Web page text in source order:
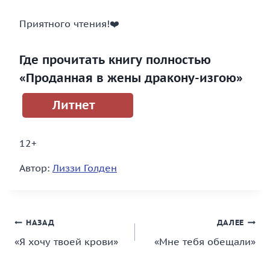
Приятного чтения!‍❤️‍
Где прочитать книгу полностью
«Проданная в жены дракону-изгою»
Литнет
12+
Автор: Лиззи Голден
Навигация
по
НАЗАД
«Я хочу твоей крови»
ДАЛЕЕ
«Мне тебя обещали»